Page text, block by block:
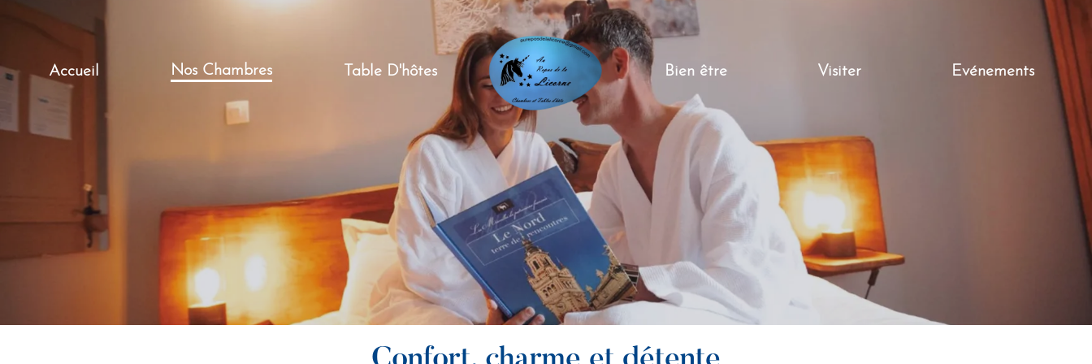
Accueil Nos Chambres Table D'hôtes Bien être Visiter Evénements